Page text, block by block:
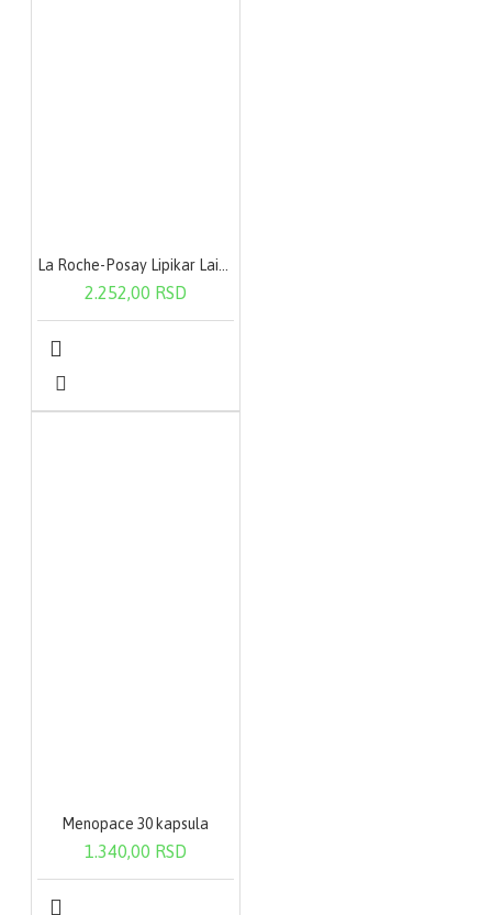
2.252,00 RSD
Menopace 30 kapsula
1.340,00 RSD